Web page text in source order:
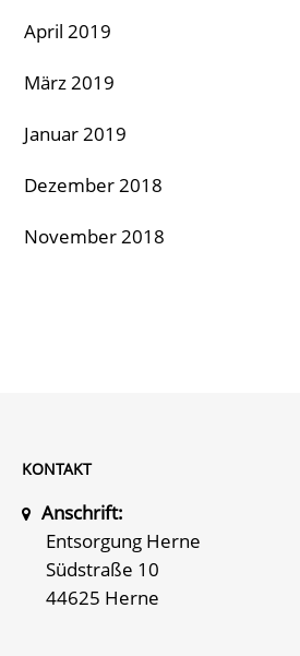
April 2019
März 2019
Januar 2019
Dezember 2018
November 2018
KONTAKT
Anschrift:
Entsorgung Herne
Südstraße 10
44625 Herne